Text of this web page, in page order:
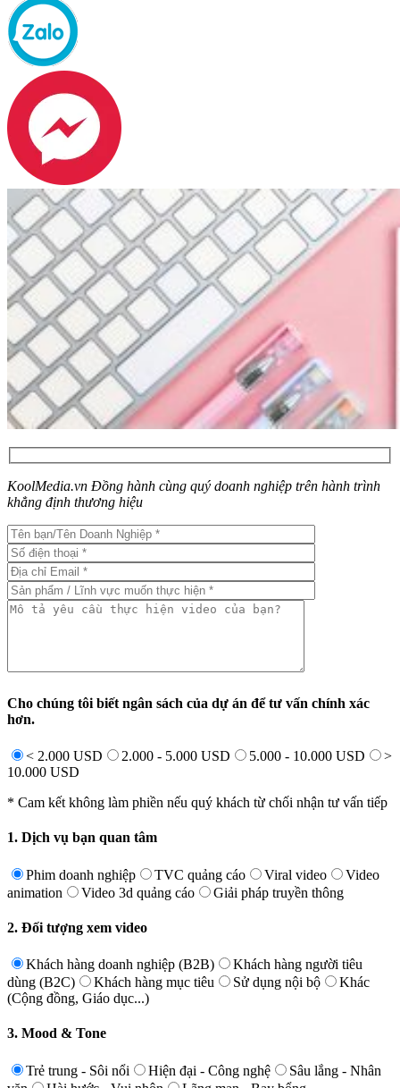
KoolMedia.vn Đồng hành cùng quý doanh nghiệp trên hành trình
khẳng định thương hiệu
Cho chúng tôi biết ngân sách của dự án để tư vấn chính xác
hơn.
< 2.000 USD 2.000 - 5.000 USD 5.000 - 10.000 USD
>
10.000 USD
* Cam kết không làm phiền nếu quý khách từ chối nhận tư vấn tiếp
1. Dịch vụ bạn quan tâm
Phim doanh nghiệp TVC quảng cáo Viral video
Video
animation
Video 3d quảng cáo Giải pháp truyền thông
2. Đối tượng xem video
Khách hàng doanh nghiệp (B2B)
Khách hàng người tiêu
dùng (B2C)
Khách hàng mục tiêu Sử dụng nội bộ
Khác
(Cộng đồng, Giáo dục...)
3. Mood & Tone
Trẻ trung - Sôi nổi Hiện đại - Công nghệ
Sâu lắng - Nhân